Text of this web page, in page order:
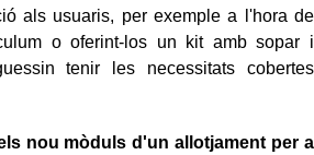
als usuaris, per exemple a l'hora de
o oferint-los un kit amb sopar i
tenir les necessitats cobertes
nou mòduls d'un allotjament per a